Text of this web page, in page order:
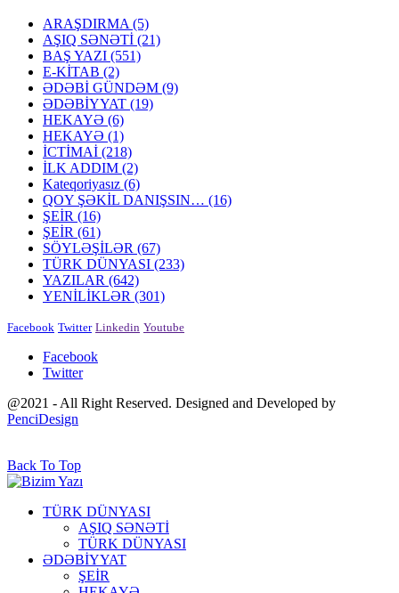
ARAŞDIRMA (5)
AŞIQ SƏNƏTİ (21)
BAŞ YAZI (551)
E-KİTAB (2)
ƏDƏBİ GÜNDƏM (9)
ƏDƏBİYYAT (19)
HEKAYƏ (6)
HEKAYƏ (1)
İCTİMAİ (218)
İLK ADDIM (2)
Kateqoriyasız (6)
QOY ŞƏKİL DANIŞSIN… (16)
ŞEİR (16)
ŞEİR (61)
SÖYLƏŞİLƏR (67)
TÜRK DÜNYASI (233)
YAZILAR (642)
YENİLİKLƏR (301)
Facebook Twitter Linkedin Youtube
Facebook
Twitter
@2021 - All Right Reserved. Designed and Developed by
PenciDesign
Back To Top
TÜRK DÜNYASI
AŞIQ SƏNƏTİ
TÜRK DÜNYASI
ƏDƏBİYYAT
ŞEİR